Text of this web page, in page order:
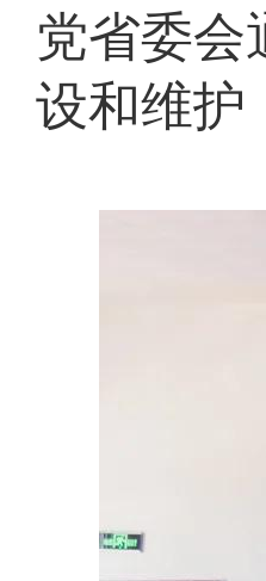
党省委会
设和维护